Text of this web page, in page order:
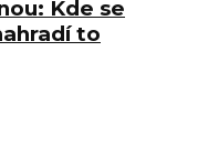
Kde se
to